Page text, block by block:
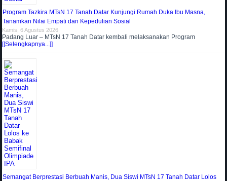
Program Tazkira MTsN 17 Tanah Datar Kunjungi Rumah Duka Ibu Masna,
Tanamkan Nilai Empati dan Kepedulian Sosial
Kamis, 6 Agustus 2026
Padang Luar – MTsN 17 Tanah Datar kembali melaksanakan Program
[[Selengkapnya...]]
Semangat Berprestasi Berbuah Manis, Dua Siswi MTsN 17 Tanah Datar Lolos